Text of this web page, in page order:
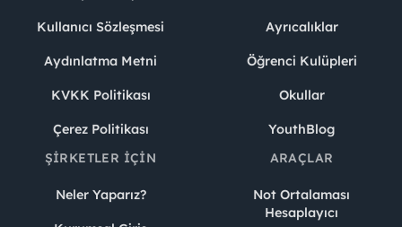
Kullanıcı Sözleşmesi
Aydınlatma Metni
KVKK Politikası
Çerez Politikası
Ayrıcalıklar
Öğrenci Kulüpleri
Okullar
YouthBlog
ŞIRKETLER İÇIN
Neler Yaparız?
ARAÇLAR
Not Ortalaması
Hesaplayıcı